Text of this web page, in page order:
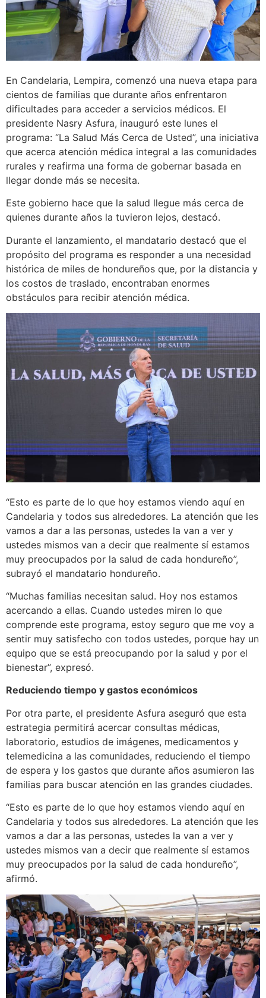
En Candelaria, Lempira, comenzó una nueva etapa para
cientos de familias que durante años enfrentaron
dificultades para acceder a servicios médicos. El
presidente Nasry Asfura, inauguró este lunes el
programa: “La Salud Más Cerca de Usted”, una iniciativa
que acerca atención médica integral a las comunidades
rurales y reafirma una forma de gobernar basada en
llegar donde más se necesita.
Este gobierno hace que la salud llegue más cerca de
quienes durante años la tuvieron lejos, destacó.
Durante el lanzamiento, el mandatario destacó que el
propósito del programa es responder a una necesidad
histórica de miles de hondureños que, por la distancia y
los costos de traslado, encontraban enormes
obstáculos para recibir atención médica.
“Esto es parte de lo que hoy estamos viendo aquí en
Candelaria y todos sus alrededores. La atención que les
vamos a dar a las personas, ustedes la van a ver y
ustedes mismos van a decir que realmente sí estamos
muy preocupados por la salud de cada hondureño”,
subrayó el mandatario hondureño.
“Muchas familias necesitan salud. Hoy nos estamos
acercando a ellas. Cuando ustedes miren lo que
comprende este programa, estoy seguro que me voy a
sentir muy satisfecho con todos ustedes, porque hay un
equipo que se está preocupando por la salud y por el
bienestar”, expresó.
Reduciendo tiempo y gastos económicos
Por otra parte, el presidente Asfura aseguró que esta
estrategia permitirá acercar consultas médicas,
laboratorio, estudios de imágenes, medicamentos y
telemedicina a las comunidades, reduciendo el tiempo
de espera y los gastos que durante años asumieron las
familias para buscar atención en las grandes ciudades.
“Esto es parte de lo que hoy estamos viendo aquí en
Candelaria y todos sus alrededores. La atención que les
vamos a dar a las personas, ustedes la van a ver y
ustedes mismos van a decir que realmente sí estamos
muy preocupados por la salud de cada hondureño”,
afirmó.